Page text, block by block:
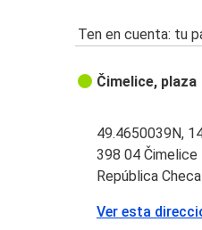
Ten en cuenta: tu
Čimelice, plaza
49.4650039N,
398 04 Čimelice
República Checa
Ver esta